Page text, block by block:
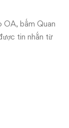
OA, bấm Quan
tin nhắn từ